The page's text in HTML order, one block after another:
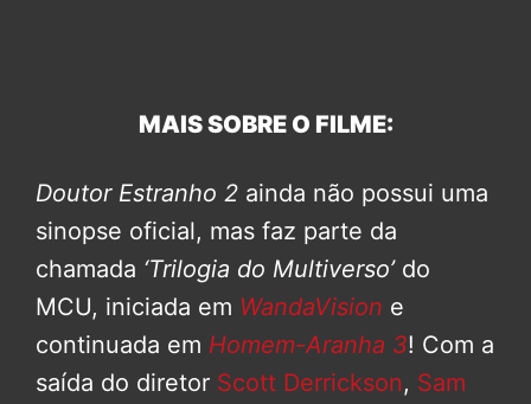
MAIS SOBRE O FILME:
Doutor Estranho 2 ainda não possui uma
sinopse oficial, mas faz parte da
chamada ‘Trilogia do Multiverso’do
MCU, iniciada em WandaVision e
continuada em Homem-Aranha 3! Com a
saída do diretor Scott Derrickson, Sam